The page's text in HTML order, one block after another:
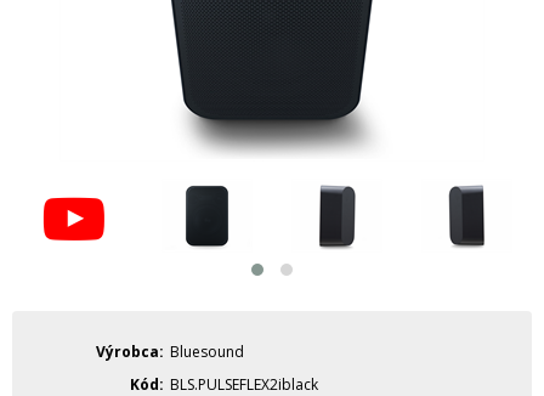
Výrobca
Bluesound
Kód
BLS.PULSEFLEX2iblack